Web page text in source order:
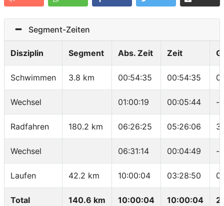
Segment-Zeiten
Disziplin Segment Abs. Zeit Zeit
Schwimmen 3.8 km 00:54:35 00:54:35
Wechsel 01:00:19 00:05:44 -
Radfahren 180.2 km 06:26:25 05:26:06
Wechsel 06:31:14 00:04:49 -
Laufen 42.2 km 10:00:04 03:28:50
Total 140.6 km 10:00:04 10:00:04